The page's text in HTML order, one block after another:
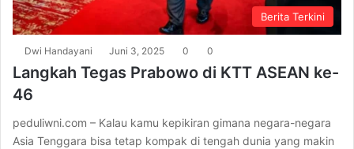
Berita Terkini
Dwi Handayani Juni 3, 2025 0 0
Langkah Tegas Prabowo di KTT ASEAN ke-
46
peduliwni.com – Kalau kamu kepikiran gimana negara-negara
Asia Tenggara bisa tetap kompak di tengah dunia yang makin